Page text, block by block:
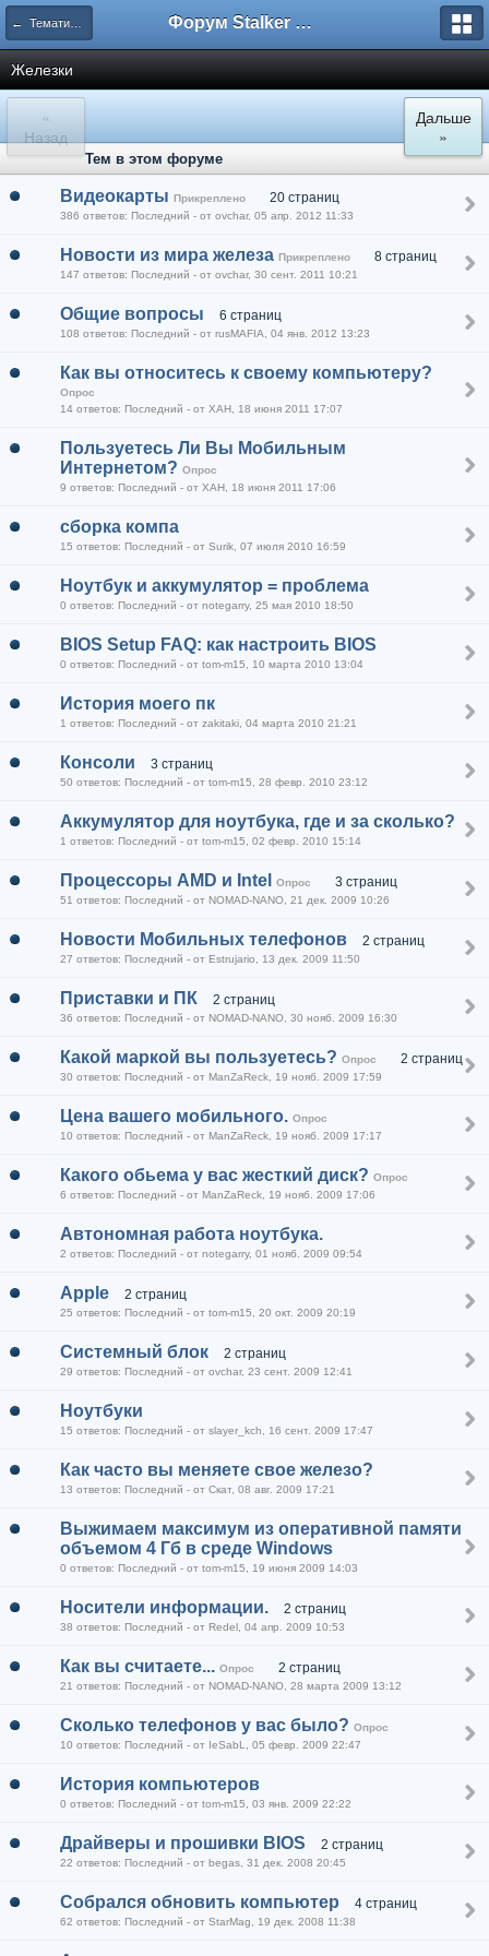
← Тематические разделы Форум Stalker Simbion Mod
Железки
«
Назад
Дальше
»
Тем в этом форуме
Видеокарты Прикреплено 20 страниц
386 ответов: Последний - от ovchar, 05 апр. 2012 11:33
Новости из мира железа Прикреплено 8 страниц
147 ответов: Последний - от ovchar, 30 сент. 2011 10:21
Общие вопросы 6 страниц
108 ответов: Последний - от rusMAFIA, 04 янв. 2012 13:23
Как вы относитесь к своему компьютеру?
Опрос
14 ответов: Последний - от XAH, 18 июня 2011 17:07
Пользуетесь Ли Вы Мобильным
Интернетом? Опрос
9 ответов: Последний - от XAH, 18 июня 2011 17:06
cборка компа
15 ответов: Последний - от Surik, 07 июля 2010 16:59
Ноутбук и аккумулятор = проблема
0 ответов: Последний - от notegarry, 25 мая 2010 18:50
BIOS Setup FAQ: как настроить BIOS
0 ответов: Последний - от tom-m15, 10 марта 2010 13:04
История моего пк
1 ответов: Последний - от zakitaki, 04 марта 2010 21:21
Консоли 3 страниц
50 ответов: Последний - от tom-m15, 28 февр. 2010 23:12
Аккумулятор для ноутбука, где и за сколько?
1 ответов: Последний - от tom-m15, 02 февр. 2010 15:14
Процессоры AMD и Intel Опрос 3 страниц
51 ответов: Последний - от NOMAD-NANO, 21 дек. 2009 10:26
Новости Мобильных телефонов 2 страниц
27 ответов: Последний - от Estrujario, 13 дек. 2009 11:50
Приставки и ПК 2 страниц
36 ответов: Последний - от NOMAD-NANO, 30 нояб. 2009 16:30
Какой маркой вы пользуетесь? Опрос 2 страниц
30 ответов: Последний - от ManZaReck, 19 нояб. 2009 17:59
Цена вашего мобильного. Опрос
10 ответов: Последний - от ManZaReck, 19 нояб. 2009 17:17
Какого обьема у вас жесткий диск? Опрос
6 ответов: Последний - от ManZaReck, 19 нояб. 2009 17:06
Автономная работа ноутбука.
2 ответов: Последний - от notegarry, 01 нояб. 2009 09:54
Apple 2 страниц
25 ответов: Последний - от tom-m15, 20 окт. 2009 20:19
Системный блок 2 страниц
29 ответов: Последний - от ovchar, 23 сент. 2009 12:41
Ноутбуки
15 ответов: Последний - от slayer_kch, 16 сент. 2009 17:47
Как часто вы меняете свое железо?
13 ответов: Последний - от Скат, 08 авг. 2009 17:21
Выжимаем максимум из оперативной памяти
объемом 4 Гб в среде Windows
0 ответов: Последний - от tom-m15, 19 июня 2009 14:03
Носители информации. 2 страниц
38 ответов: Последний - от Redel, 04 апр. 2009 10:53
Как вы считаете... Опрос 2 страниц
21 ответов: Последний - от NOMAD-NANO, 28 марта 2009 13:12
Сколько телефонов у вас было? Опрос
10 ответов: Последний - от IeSabL, 05 февр. 2009 22:47
История компьютеров
0 ответов: Последний - от tom-m15, 03 янв. 2009 22:22
Драйверы и прошивки BIOS 2 страниц
22 ответов: Последний - от begas, 31 дек. 2008 20:45
Собрался обновить компьютер 4 страниц
62 ответов: Последний - от StarMag, 19 дек. 2008 11:38